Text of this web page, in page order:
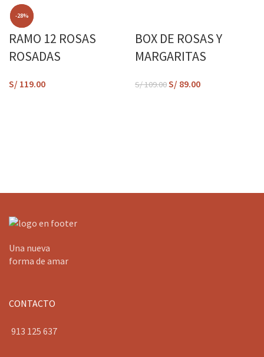
RAMO 12 ROSAS
ROSADAS
S/ 119.00
-18%
BOX DE ROSAS Y
MARGARITAS
S/109.00S/ 89.00
-28%
Una nueva
forma de amar
CONTACTO
913 125 637